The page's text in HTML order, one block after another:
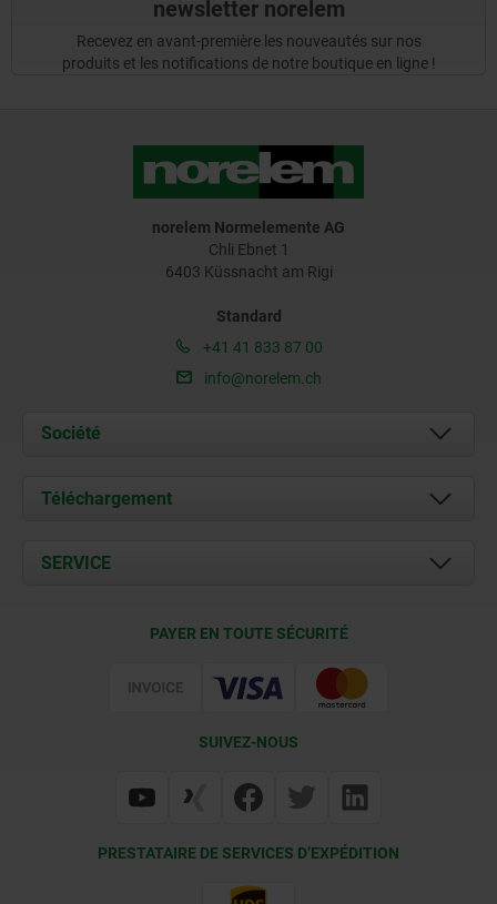
newsletter norelem
Recevez en avant-première les nouveautés sur nos
produits et les notifications de notre boutique en ligne !
norelem Normelemente AG
Chli Ebnet 1
6403 Küssnacht am Rigi
Standard
+41 41 833 87 00
info@norelem.ch
Société
À propos de nous
Contact
Téléchargement
Documents
SERVICE
PAYER EN TOUTE SÉCURITÉ
SUIVEZ-NOUS
PRESTATAIRE DE SERVICES D’EXPÉDITION